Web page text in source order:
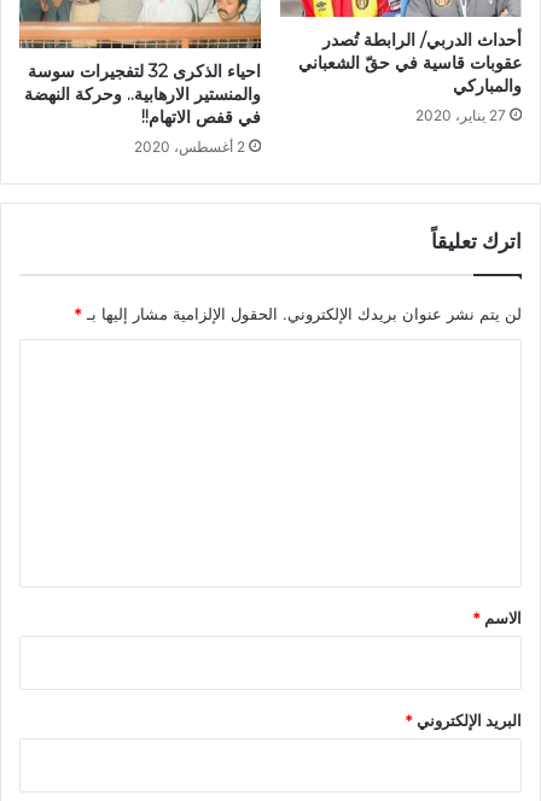
أحداث الدربي/ الرابطة تُصدر
عقوبات قاسية في حقّ الشعباني
والمباركي
27 يناير، 2020
احياء الذكرى 32 لتفجيرات سوسة
والمنستير الارهابية.. وحركة النهضة
في قفص الاتهام!!
2 أغسطس، 2020
اترك تعليقاً
لن يتم نشر عنوان بريدك الإلكتروني. الحقول الإلزامية مشار إليها بـ*
*
الاسم *
البريد الإلكتروني*